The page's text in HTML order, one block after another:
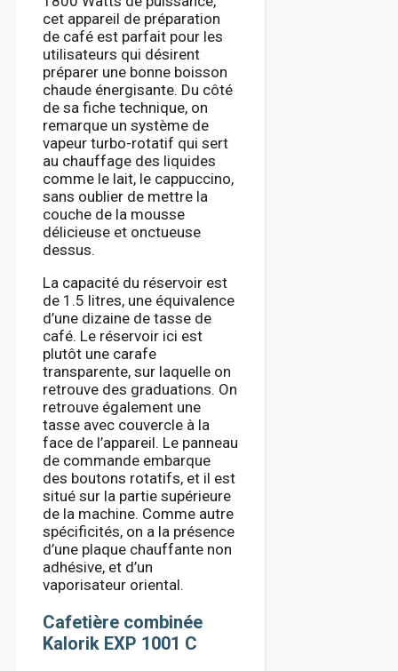
cet appareil de préparation
de café est parfait pour les
utilisateurs qui désirent
préparer une bonne boisson
chaude énergisante. Du côté
de sa fiche technique, on
remarque un système de
vapeur turbo-rotatif qui sert
au chauffage des liquides
comme le lait, le cappuccino,
sans oublier de mettre la
couche de la mousse
délicieuse et onctueuse
dessus.
La capacité du réservoir est
de 1.5 litres, une équivalence
d’une dizaine de tasse de
café. Le réservoir ici est
plutôt une carafe
transparente, sur laquelle on
retrouve des graduations. On
retrouve également une
tasse avec couvercle à la
face de l’appareil. Le panneau
de commande embarque
des boutons rotatifs, et il est
situé sur la partie supérieure
de la machine. Comme autre
spécificités, on a la présence
d’une plaque chauffante non
adhésive, et d’un
vaporisateur oriental.
Cafetière combinée
Kalorik EXP 1001 C